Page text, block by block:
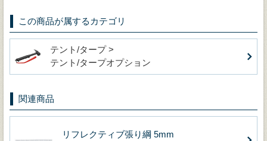
この商品が属するカテゴリ
テント/タープ >
テント/タープオプション
関連商品
リフレクティブ張り綱 5mm